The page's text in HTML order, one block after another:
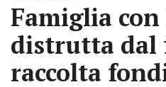
Famiglia con
distrutta dal
raccolta